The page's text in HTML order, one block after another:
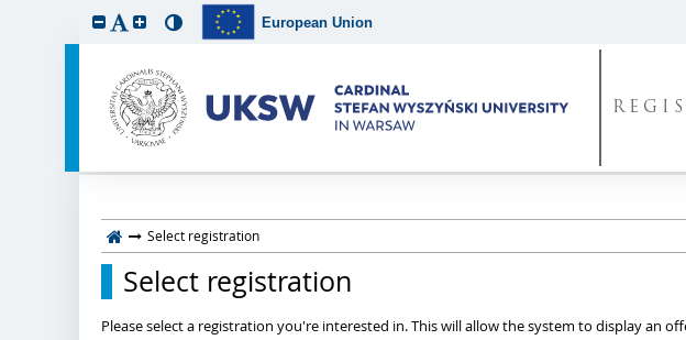
European Union
Select registration
Select registration
Please select a registration you're interested in. This will allow the system to display an